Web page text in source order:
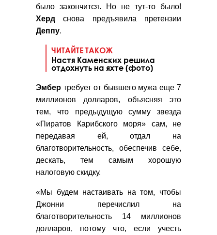
было закончится. Но не тут-то было!
Херд снова предъявила претензии
Деппу.
ЧИТАЙТЕ ТАКОЖ
Настя Каменских решила
отдохнуть на яхте (фото)
Эмбер требует от бывшего мужа еще 7
миллионов долларов, объясняя это
тем, что предыдущую сумму звезда
«Пиратов Карибского моря» сам, не
передавая ей, отдал на
благотворительность, обеспечив себе,
дескать, тем самым хорошую
налоговую скидку.
«Мы будем настаивать на том, чтобы
Джонни перечислил на
благотворительность 14 миллионов
долларов, потому что, если учесть